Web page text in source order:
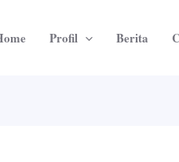
Profil Berita